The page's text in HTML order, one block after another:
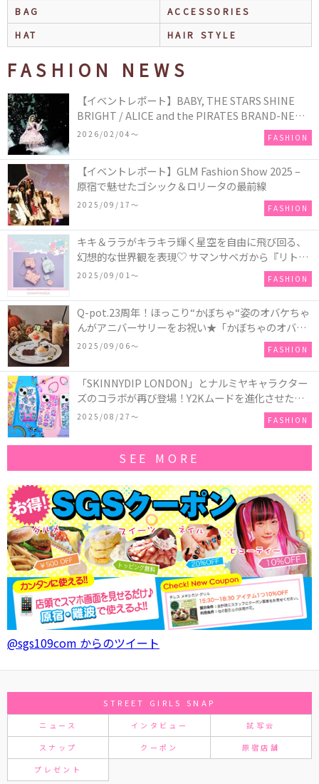
BAG
ACCESSORIES
HAT
HAIR STYLE
FASHION NEWS
【イベントレポート】BABY, THE STARS SHINE
BRIGHT / ALICE and the PIRATES BRAND-NEW
COLLECTION in TOKYO
2026/02/04〜 FASHION
【イベントレポート】GLM Fashion Show 2025 –
原宿で魅せたゴシック＆ロリータの最前線
2025/09/17〜 FASHION
キキ＆ララがキラキラ輝く星空を自由に飛び回る、
幻想的な世界観を表現♡ サマンサベガから『リトル
ツインスターズ』50周年アニバーサリーイヤー』を
2025/09/01〜 FASHION
Q-pot.23周年！ほっこり“かぼちゃ“姿のオバケちゃ
んがアニバーサリーをお祝い★「かぼちゃのオバケ
ーキアクセサリー」が新発売！Q-pot CAFE.では
「かぼちゃのオバケーキプレート」も登場
2025/09/06〜 FASHION
「SKINNYDIP LONDON」とナルミヤキャラクター
ズのコラボが再び登場！Y2Kムードを進化させた新
作コレクションを発売♪
2025/08/27〜 FASHION
SEE MORE
@sgs109com からのツイート
STREET GIRLS SNAP
ニュース インタビュー 試写会
スナップ クーポン 原宿店舗
プレゼント